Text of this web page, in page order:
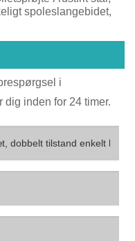
spoleslangebidet,
i
dig inden for 24 timer.